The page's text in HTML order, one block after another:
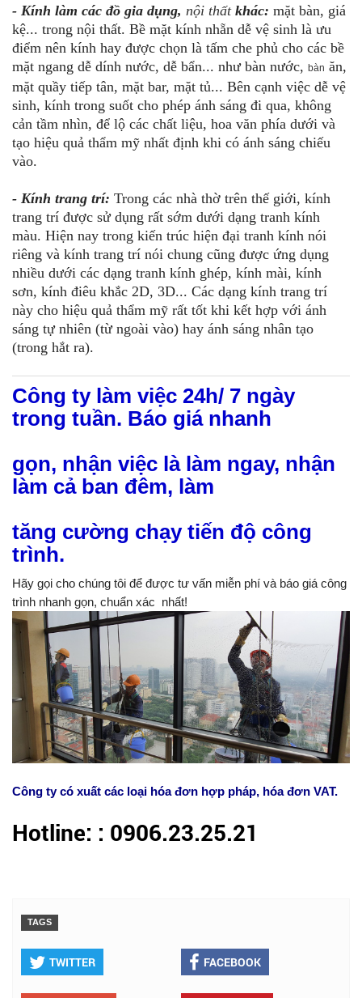
- Kính làm các đồ gia dụng, nội thấtkhác: mặt bàn, giá
kệ... trong nội thất. Bề mặt kính nhẵn dễ vệ sinh là ưu
điểm nên kính hay được chọn là tấm che phủ cho các bề
mặt ngang dễ dính nước, dễ bẩn... như bàn nước, bàn ăn,
mặt quầy tiếp tân, mặt bar, mặt tủ... Bên cạnh việc dễ vệ
sinh, kính trong suốt cho phép ánh sáng đi qua, không
cản tầm nhìn, để lộ các chất liệu, hoa văn phía dưới và
tạo hiệu quả thẩm mỹ nhất định khi có ánh sáng chiếu
vào.
- Kính trang trí: Trong các nhà thờ trên thế giới, kính
trang trí được sử dụng rất sớm dưới dạng tranh kính
màu. Hiện nay trong kiến trúc hiện đại tranh kính nói
riêng và kính trang trí nói chung cũng được ứng dụng
nhiều dưới các dạng tranh kính ghép, kính mài, kính
sơn, kính điêu khắc 2D, 3D... Các dạng kính trang trí
này cho hiệu quả thẩm mỹ rất tốt khi kết hợp với ánh
sáng tự nhiên (từ ngoài vào) hay ánh sáng nhân tạo
(trong hắt ra).
Công ty làm việc 24h/ 7 ngày
trong tuần. Báo giá nhanh
gọn, nhận việc là làm ngay, nhận
làm cả ban đêm, làm
tăng cường chạy tiến độ công
trình.
Hãy gọi cho chúng tôi để được tư vấn miễn phí và báo giá công
trình nhanh gọn, chuẩn xác nhất!
Công ty có xuất các loại hóa đơn hợp pháp, hóa đơn VAT.
Hotline: : 0906.23.25.21
TAGS
TWITTER FACEBOOK